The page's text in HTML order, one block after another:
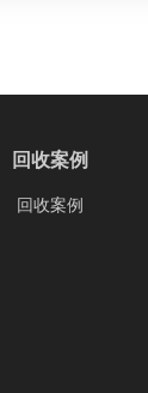
回收案例
回收案例